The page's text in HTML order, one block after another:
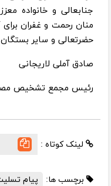
جنابعالی و خانواده
منان رحمت و غفران
حضرتعالی و سایر
صادق آملی لاریجانی
رئیس مجمع تشخیص
لینک کوتاه :
برچسب ها: پیام